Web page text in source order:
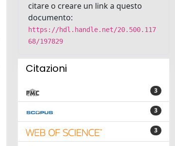
citare o creare un link a questo
documento:
https://hdl.handle.net/20.500.117
68/197829
Citazioni
3
3
3